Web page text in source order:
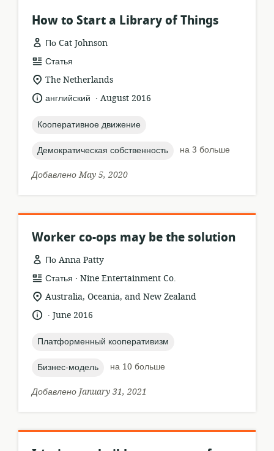
How to Start a Library of Things
По Cat Johnson
формат
ресурса:
Статья
актуальное
местонахождение:
The Netherlands
язык:английский .
опубликовано
August 2016
topic:
Кооперативное движение
topic:
Демократическая собственность
на 3 больше
Добавлено May 5, 2020
Worker co-ops may be the solution
По Anna Patty
формат
ресурса:
Статья .
издатель:
Nine Entertainment Co.
актуальное
местонахождение:
Australia, Oceania, and New Zealand
язык:.
опубликовано
June 2016
topic:
Платформенный кооперативизм
topic:
Бизнес-модель
на 10 больше
Добавлено January 31, 2021